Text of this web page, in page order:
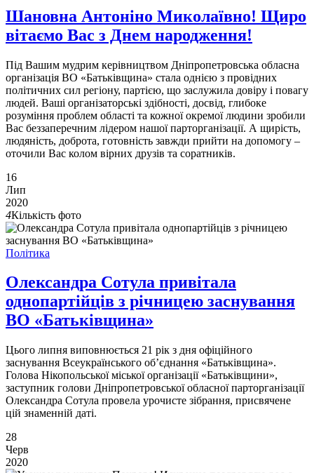
Шановна Антоніно Миколаївно! Щиро
вітаємо Вас з Днем народження!
Під Вашим мудрим керівництвом Дніпропетровська обласна
організація ВО «Батьківщина» стала однією з провідних
політичних сил регіону, партією, що заслужила довіру і повагу
людей. Ваші організаторські здібності, досвід, глибоке
розуміння проблем області та кожної окремої людини зробили
Вас беззаперечним лідером нашої парторганізації. А щирість,
людяність, доброта, готовність завжди прийти на допомогу –
оточили Вас колом вірних друзів та соратників.
16
Лип
2020
4Кількість фото
Політика
Олександра Сотула привітала
однопартійців з річницею заснування
ВО «Батьківщина»
Цього липня виповнюється 21 рік з дня офіційного
заснування Всеукраїнського об’єднання «Батьківщина».
Голова Нікопольської міської організації «Батьківщини»,
заступник голови Дніпропетровської обласної парторганізації
Олександра Сотула провела урочисте зібрання, присвячене
цій знаменній даті.
28
Черв
2020